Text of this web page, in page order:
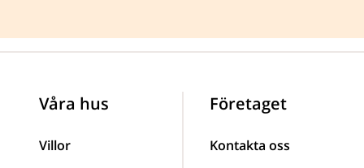
Våra hus
Villor
Företaget
Kontakta oss